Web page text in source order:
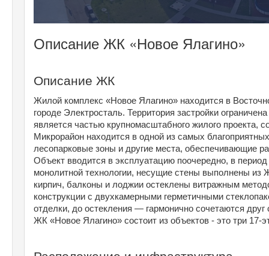
Описание ЖК «Новое Ялагино»
Описание ЖК
Жилой комплекс «Новое Ялагино» находится в
городе Электросталь. Территория застройки
является частью крупномасштабного жилого проекта,
Микрорайон находится в одной из самых
лесопарковые зоны и другие места, обеспечивающие
Объект вводится в эксплуатацию поочередно, в
монолитной технологии, несущие стены выполнены
кирпич, балконы и лоджии остеклены витражным
конструкции с двухкамерными герметичными
отделки, до остекления — гармонично сочетаются
ЖК «Новое Ялагино» состоит из объектов - это три